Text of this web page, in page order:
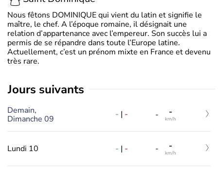
Nous fêtons DOMINIQUE qui vient du latin et signifie le
maître, le chef. A l’époque romaine, il désignait une
relation d’appartenance avec l’empereur. Son succès lui a
permis de se répandre dans toute l’Europe latine.
Actuellement, c’est un prénom mixte en France et devenu
très rare.
jours suivants
Demain,
Dimanche 09
- | - - -
km/h
Lundi 10 - | - - -
km/h